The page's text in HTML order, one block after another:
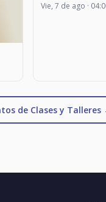
Vie, 7 de ago ·
de Clases y Talleres